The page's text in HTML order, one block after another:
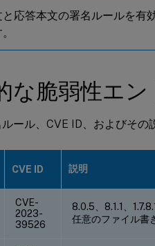
応答本文の署名ルールを有
な脆弱性エ
ール、CVE ID、およびその
CVE ID 説明
CVE-
2023-
39526
8.0.5、8.1.1、
任意のファイル書